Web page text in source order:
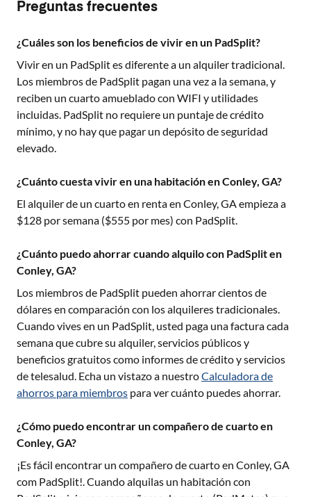
Preguntas frecuentes
¿Cuáles son los beneficios de vivir en un PadSplit?
Vivir en un PadSplit es diferente a un alquiler tradicional.
Los miembros de PadSplit pagan una vez a la semana, y
reciben un cuarto amueblado con WIFI y utilidades
incluidas. PadSplit no requiere un puntaje de crédito
mínimo, y no hay que pagar un depósito de seguridad
elevado.
¿Cuánto cuesta vivir en una habitación en Conley, GA?
El alquiler de un cuarto en renta en Conley, GAempieza a
$128 por semana ($555 por mes) con PadSplit.
¿Cuánto puedo ahorrar cuando alquilo con PadSplit en
Conley, GA?
Los miembros de PadSplit pueden ahorrar cientos de
dólares en comparación con los alquileres tradicionales.
Cuando vives en un PadSplit, usted paga una factura cada
semana que cubre su alquiler, servicios públicos y
beneficios gratuitos como informes de crédito y servicios
de telesalud. Echa un vistazo a nuestroCalculadora de
ahorros para miembros para ver cuánto puedes ahorrar.
¿Cómo puedo encontrar un compañero de cuarto en
Conley, GA?
¡Es fácil encontrar un compañero de cuarto en Conley, GA
com PadSplit!. Cuando alquilas un habitación con